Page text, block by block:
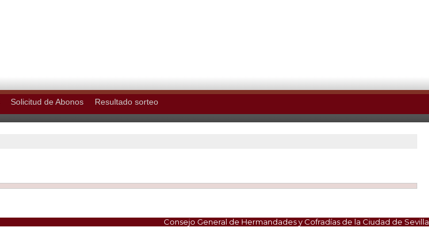
Solicitud de Abonos Resultado sorteo
Consejo General de Hermandades y Cofradías de la Ciudad de Sevilla